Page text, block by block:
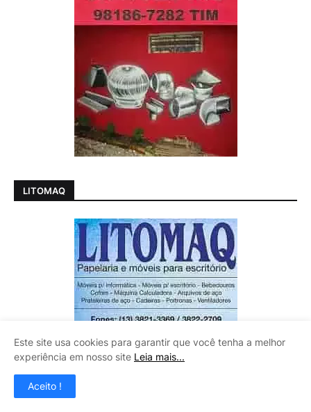
LITOMAQ
Este site usa cookies para garantir que você tenha a melhor
experiência em nosso site Leia mais...
Aceito !